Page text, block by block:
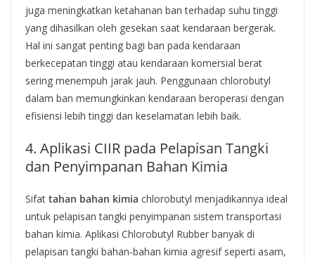
juga meningkatkan ketahanan ban terhadap suhu tinggi
yang dihasilkan oleh gesekan saat kendaraan bergerak.
Hal ini sangat penting bagi ban pada kendaraan
berkecepatan tinggi atau kendaraan komersial berat
sering menempuh jarak jauh. Penggunaan chlorobutyl
dalam ban memungkinkan kendaraan beroperasi dengan
efisiensi lebih tinggi dan keselamatan lebih baik.
4. Aplikasi CIIR pada Pelapisan Tangki
dan Penyimpanan Bahan Kimia
Sifat tahan bahan kimia chlorobutyl menjadikannya ideal
untuk pelapisan tangki penyimpanan sistem transportasi
bahan kimia. Aplikasi Chlorobutyl Rubber banyak di
pelapisan tangki bahan-bahan kimia agresif seperti asam,